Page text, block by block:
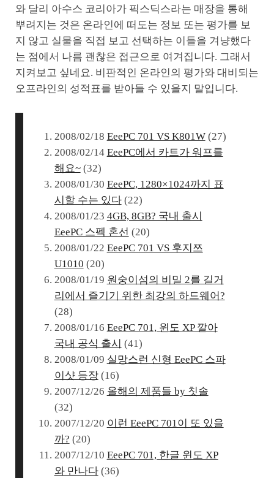
와 달리 아수스 코리아가 픽스딕스라는 매장을 통해
뿌려지는 것은 온라인에 떠도는 정보 또는 평가를 보
지 않고 실물을 직접 보고 선택하는 이들을 겨냥했다
는 점에서 나름 괜찮은 접근으로 여겨집니다. 그래서
지켜보고 싶네요. 비판적인 온라인의 평가와 대비되는
오프라인의 성적표를 받아들 수 있을지 말입니다.
2008/02/18 EeePC 701 VS K801W (27)
2008/02/14 EeePC에서 카트가 워프를
해요~ (32)
2008/01/30 EeePC, 1280×1024까지 표
시할 수는 있다 (22)
2008/01/23 4GB, 8GB? 국내 출시
EeePC 스펙 혼선 (20)
2008/01/22 EeePC 701 VS 후지쯔
U1010 (20)
2008/01/19 원숭이섬의 비밀 2를 길거
리에서 즐기기 위한 최강의 하드웨어?
(28)
2008/01/16 EeePC 701, 윈도 XP 깔아
국내 공식 출시 (41)
2008/01/09 실망스런 신형 EeePC 스파
이샷 등장 (16)
2007/12/26 올해의 제품들 by 칫솔
(32)
2007/12/20 이런 EeePC 701이 또 있을
까? (20)
2007/12/10 EeePC 701, 한글 윈도 XP
와 만나다 (36)